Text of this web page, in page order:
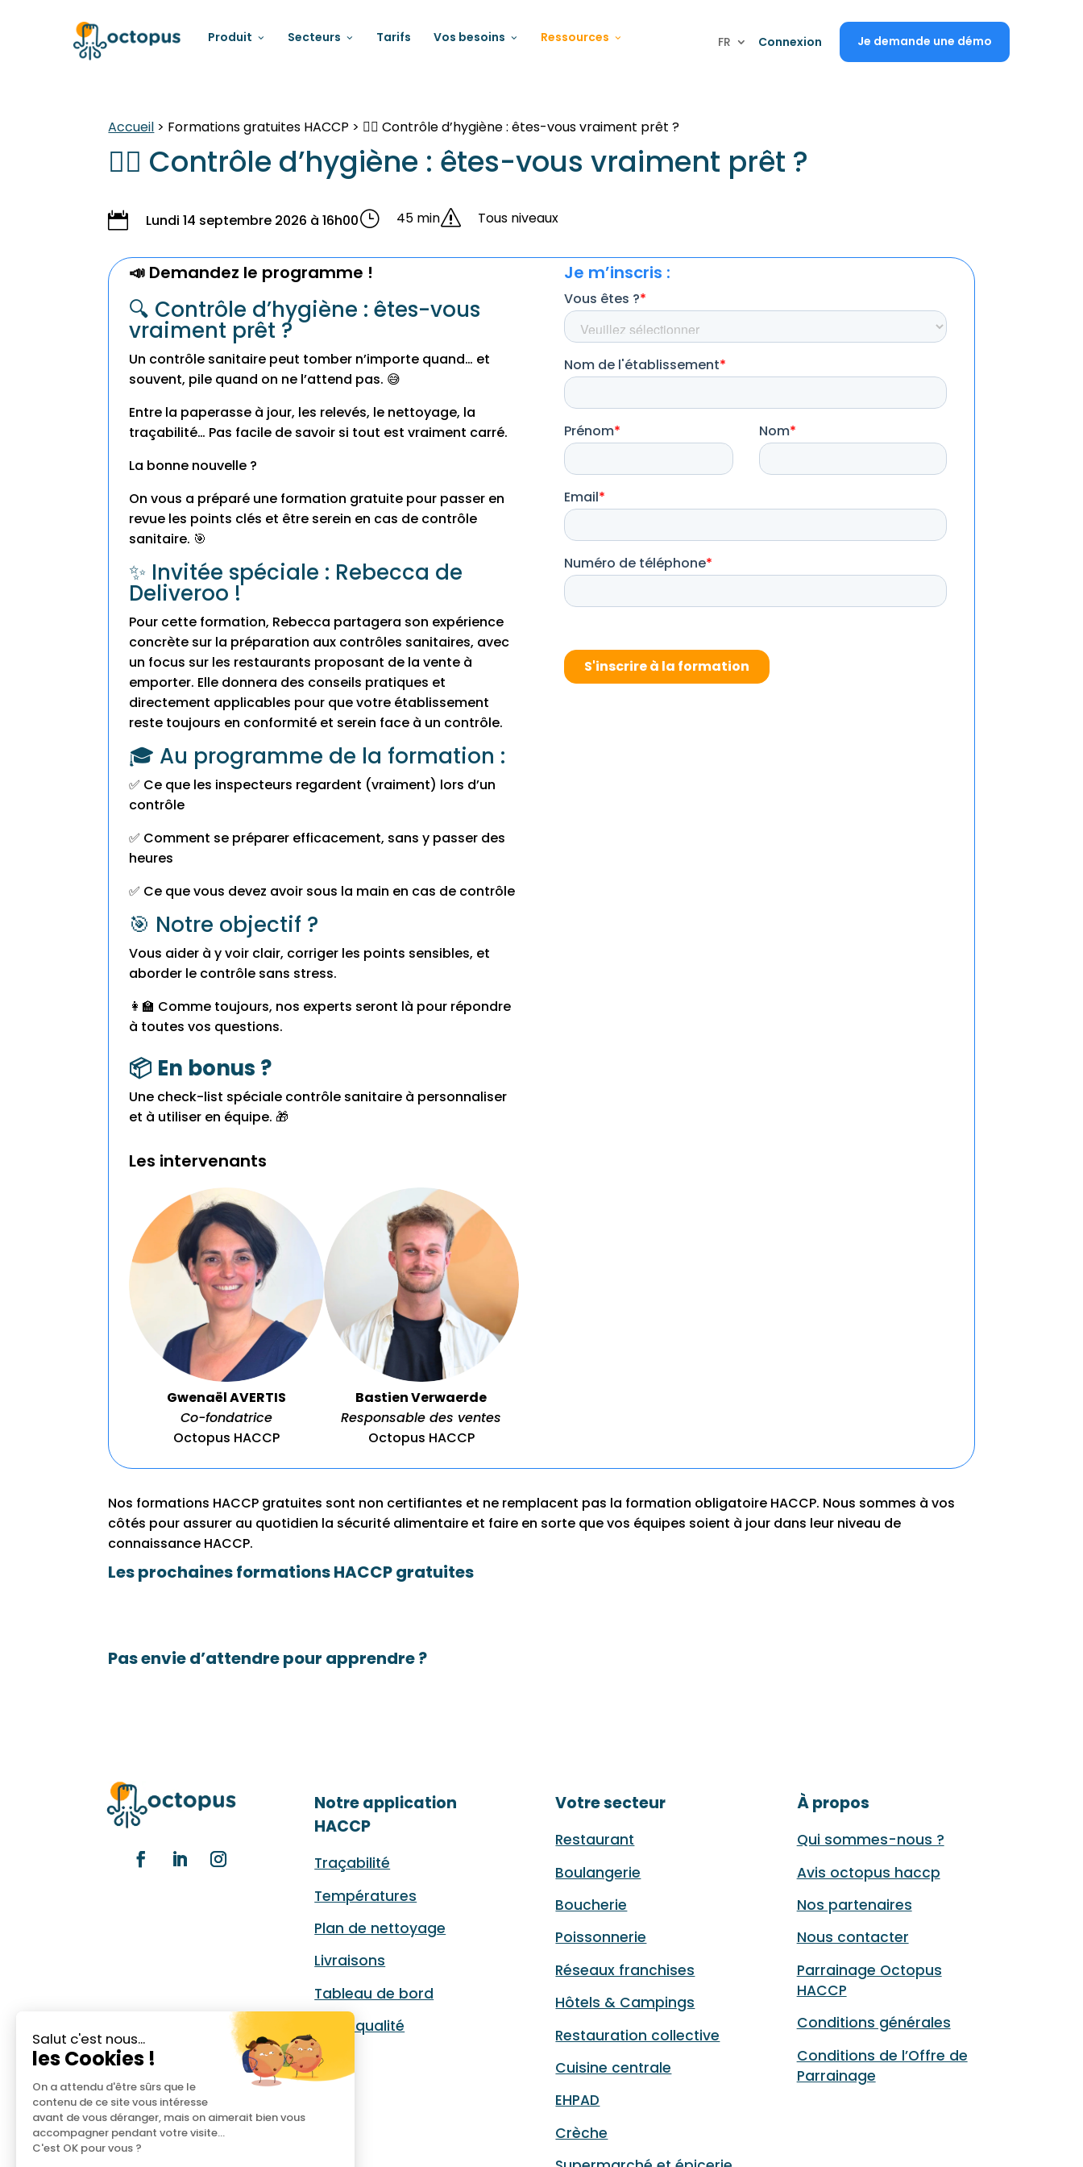
Salut c'est nous...
les Cookies !
On a attendu d'être sûrs que le
contenu de ce site vous intéresse
avant de vous déranger, mais on aimerait bien vous
accompagner pendant votre visite...
C'est OK pour vous ?
Produit Secteurs Tarifs Vos besoins Ressources FR Connexion Je demande une démo
Accueil > Formations gratuites HACCP > 🕵️‍♀️ Contrôle d’hygiène : êtes-vous vraiment prêt ?
🕵️‍♀️ Contrôle d’hygiène : êtes-vous vraiment prêt ?
 Lundi 14 septembre 2026 à 16h00} 45 mins Tous niveaux
📣 Demandez le programme !
🔍 Contrôle d’hygiène : êtes-vous
vraiment prêt ?
Un contrôle sanitaire peut tomber n’importe quand… et
souvent, pile quand on ne l’attend pas. 😅
Entre la paperasse à jour, les relevés, le nettoyage, la
traçabilité… Pas facile de savoir si tout est vraiment carré.
La bonne nouvelle ?
On vous a préparé une formation gratuite pour passer en
revue les points clés et être serein en cas de contrôle
sanitaire. 🎯
✨ Invitée spéciale : Rebecca de
Deliveroo !
Pour cette formation, Rebecca partagera son expérience
concrète sur la préparation aux contrôles sanitaires, avec
un focus sur les restaurants proposant de la vente à
emporter. Elle donnera des conseils pratiques et
directement applicables pour que votre établissement
reste toujours en conformité et serein face à un contrôle.
🎓 Au programme de la formation :
✅ Ce que les inspecteurs regardent (vraiment) lors d’un
contrôle
✅ Comment se préparer efficacement, sans y passer des
heures
✅ Ce que vous devez avoir sous la main en cas de contrôle
🎯 Notre objectif ?
Vous aider à y voir clair, corriger les points sensibles, et
aborder le contrôle sans stress.
👩‍🏫 Comme toujours, nos experts seront là pour répondre
à toutes vos questions.
📦 En bonus ?
Une check-list spéciale contrôle sanitaire à personnaliser
et à utiliser en équipe. 🎁
Les intervenants
Gwenaël AVERTIS
Co-fondatrice
Octopus HACCP
Bastien Verwaerde
Responsable des ventes
Octopus HACCP
Je m’inscris :
Nos formations HACCP gratuites sont non certifiantes et ne remplacent pas la formation obligatoire HACCP. Nous sommes à vos
côtés pour assurer au quotidien la sécurité alimentaire et faire en sorte que vos équipes soient à jour dans leur niveau de
connaissance HACCP.
Les prochaines formations HACCP gratuites
Pas envie d’attendre pour apprendre ?
Notre application
HACCP
Traçabilité
Températures
Plan de nettoyage
Livraisons
Tableau de bord
Audit qualité
Votre secteur
Restaurant
Boulangerie
Boucherie
Poissonnerie
Réseaux franchises
Hôtels & Campings
Restauration collective
Cuisine centrale
EHPAD
Crèche
À propos
Qui sommes-nous ?
Avis octopus haccp
Nos partenaires
Nous contacter
Parrainage Octopus
HACCP
Conditions générales
Conditions de l’Offre de
Parrainage